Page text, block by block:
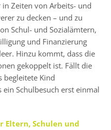
Zeiten von Arbeits- und
zu decken – und zu
Schul- und Sozialämtern,
und Finanzierung
Hinzu kommt, dass die
gekoppelt ist. Fällt die
begleitete Kind
Schulbesuch erst einmal
Eltern, Schulen und